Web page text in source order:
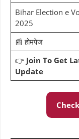
Bihar Election e
2025
📰 होमपेज
👉 Join To Get
Update